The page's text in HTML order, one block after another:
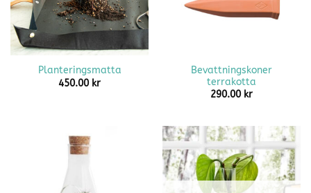
Planteringsmatta
450.00 kr
Bevattningskoner
terrakotta
290.00 kr